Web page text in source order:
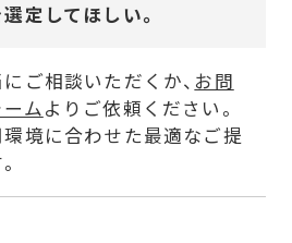
定してほしい。
ご相談いただくか、 お問
ムよりご依頼ください。
境に合わせた最適なご提